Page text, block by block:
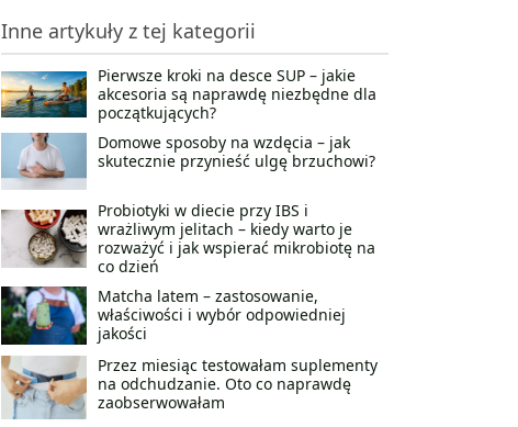
Inne artykuły z tej kategorii
Pierwsze kroki na desce SUP – jakie
akcesoria są naprawdę niezbędne dla
początkujących?
Domowe sposoby na wzdęcia – jak
skutecznie przynieść ulgę brzuchowi?
Probiotyki w diecie przy IBS i
wrażliwym jelitach – kiedy warto je
rozważyć i jak wspierać mikrobiotę na
co dzień
Matcha latem – zastosowanie,
właściwości i wybór odpowiedniej
jakości
Przez miesiąc testowałam suplementy
na odchudzanie. Oto co naprawdę
zaobserwowałam